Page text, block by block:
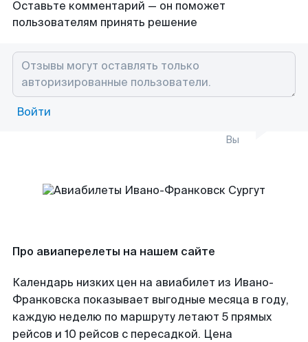
Оставьте комментарий — он поможет
пользователям принять решение
Войти
Вы
Про авиаперелеты на нашем сайте
Календарь низких цен на авиабилет из Ивано-
Франковска показывает выгодные месяца в году,
каждую неделю по маршруту летают 5 прямых
рейсов и 10 рейсов с пересадкой. Цена